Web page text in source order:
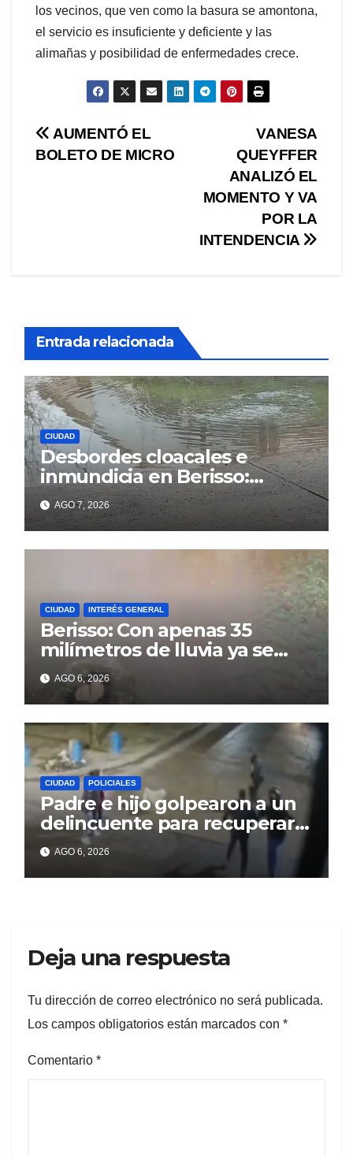
los vecinos, que ven como la basura se amontona,
el servicio es insuficiente y deficiente y las
alimañas y posibilidad de enfermedades crece.
Navegación
VANESA
QUEYFFER
ANALIZÓ EL
MOMENTO Y VA
POR LA
INTENDENCIA
AUMENTÓ EL
BOLETO DE MICRO
Entrada relacionada
CIUDAD
Desbordes cloacales e
inmundicia en Berisso:
colapso de la red en la calle
14AGO 7, 2026
CIUDAD INTERÉS GENERAL
Berisso: Con apenas 35
milímetros de lluvia ya se
sienten los problemas
AGO 6, 2026
CIUDAD POLICIALES
Padre e hijo golpearon a un
delincuente para recuperar
un celular robado en Berisso
AGO 6, 2026
Deja una respuesta
Tu dirección de correo electrónico no será publicada.
Los campos obligatorios están marcados con *
Comentario *